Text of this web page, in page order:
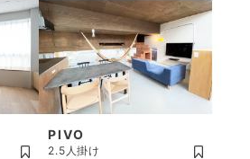
PIVO
2.5人掛け